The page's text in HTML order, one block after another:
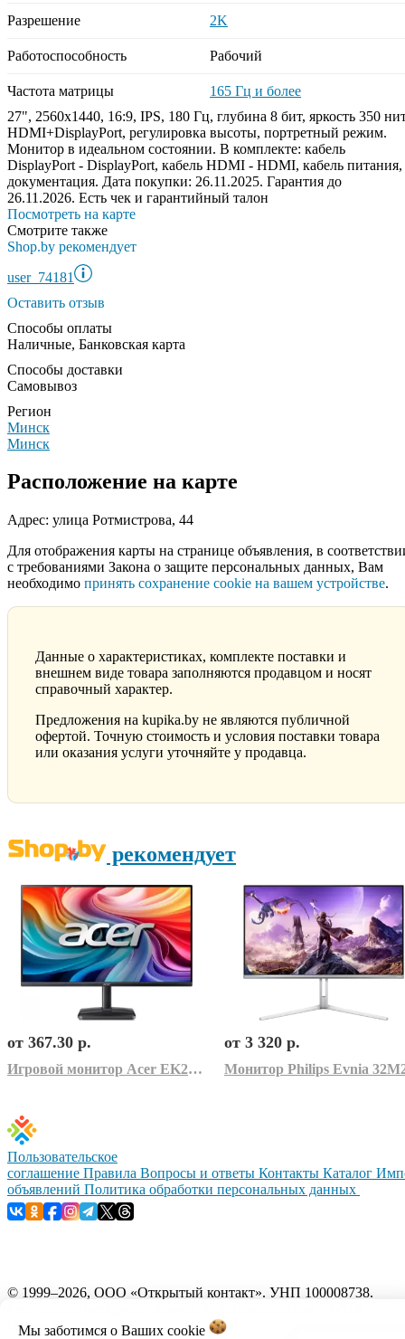
Разрешение 2K
Работоспособность Рабочий
Частота матрицы
165 Гц и более
27", 2560x1440, 16:9, IPS, 180 Гц, глубина 8 бит, яркость 350
HDMI+DisplayPort, регулировка высоты, портретный режим.
Монитор в идеальном состоянии. В комплекте: кабель
DisplayPort - DisplayPort, кабель HDMI - HDMI, кабель питания,
документация. Дата покупки: 26.11.2025. Гарантия до
26.11.2026. Есть чек и гарантийный талон
Посмотреть на карте
Смотрите также
Shop.by рекомендует
user_74181
Оставить отзыв
Способы оплаты
Наличные, Банковская карта
Способы доставки
Самовывоз
Регион
Минск
Минск
Расположение на карте
Адрес: улица Ротмистрова, 44
Для отображения карты на странице объявления, в
с требованиями Закона о защите персональных данных, Вам
необходимо принять сохранение cookie на вашем устройстве.
Данные о характеристиках, комплекте поставки и
внешнем виде товара заполняются продавцом и носят
справочный характер.
Предложения на kupika.by не являются публичной
офертой. Точную стоимость и условия поставки товара
или оказания услуги уточняйте у продавца.
рекомендует
от 367.30 р.
Игровой монитор Acer EK271P0bi UM.HE1CD.001
от 3 320 р.
Мы заботимся о Ваших cookie
Пользовательское
соглашение Правила Вопросы и ответы Контакты Каталог
объявлений Политика обработки персональных данных
© 1999–2026, ООО «Открытый контакт». УНП 100008738.
Время работы с 09:00 до 18:00.